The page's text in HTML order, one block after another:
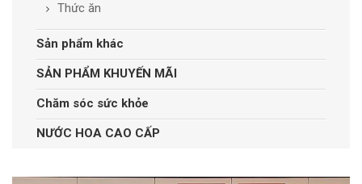
Thức ăn
Sản phẩm khác
SẢN PHẨM KHUYẾN MÃI
Chăm sóc sức khỏe
NƯỚC HOA CAO CẤP